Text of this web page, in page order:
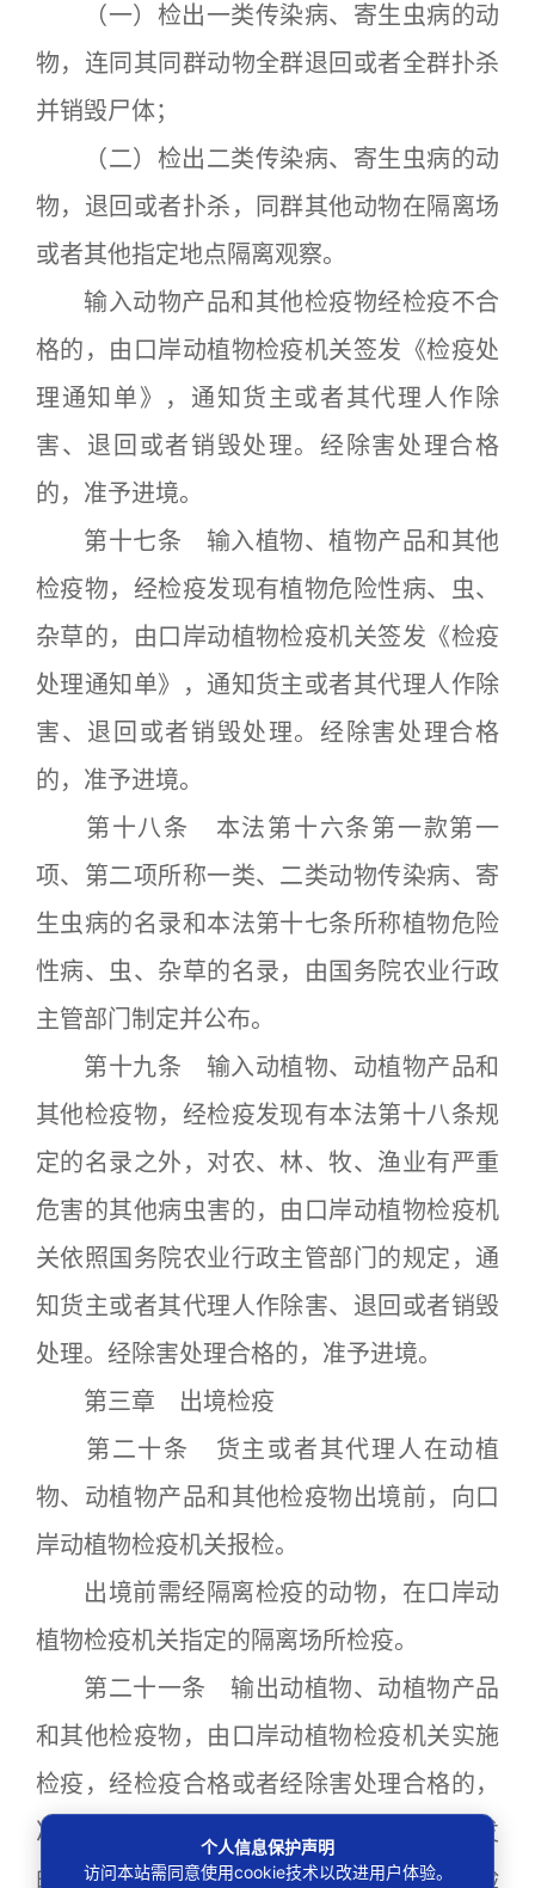
（一）检出一类传染病、寄生虫病的动
物，连同其同群动物全群退回或者全群扑杀
并销毁尸体；
（二）检出二类传染病、寄生虫病的动
物，退回或者扑杀，同群其他动物在隔离场
或者其他指定地点隔离观察。
输入动物产品和其他检疫物经检疫不合
格的，由口岸动植物检疫机关签发《检疫处
理通知单》，通知货主或者其代理人作除
害、退回或者销毁处理。经除害处理合格
的，准予进境。
第十七条 输入植物、植物产品和其他
检疫物，经检疫发现有植物危险性病、虫、
杂草的，由口岸动植物检疫机关签发《检疫
处理通知单》，通知货主或者其代理人作除
害、退回或者销毁处理。经除害处理合格
的，准予进境。
第十八条 本法第十六条第一款第一
项、第二项所称一类、二类动物传染病、寄
生虫病的名录和本法第十七条所称植物危险
性病、虫、杂草的名录，由国务院农业行政
主管部门制定并公布。
第十九条 输入动植物、动植物产品和
其他检疫物，经检疫发现有本法第十八条规
定的名录之外，对农、林、牧、渔业有严重
危害的其他病虫害的，由口岸动植物检疫机
关依照国务院农业行政主管部门的规定，通
知货主或者其代理人作除害、退回或者销毁
处理。经除害处理合格的，准予进境。
第三章 出境检疫
第二十条 货主或者其代理人在动植
物、动植物产品和其他检疫物出境前，向口
岸动植物检疫机关报检。
出境前需经隔离检疫的动物，在口岸动
植物检疫机关指定的隔离场所检疫。
第二十一条 输出动植物、动植物产品
和其他检疫物，由口岸动植物检疫机关实施
检疫，经检疫合格或者经除害处理合格的，
准予出境；海关凭口岸动植物检疫机关签发
的检疫证书或者在报关单上加盖的印章验
个人信息保护声明
访问本站需同意使用cookie技术以改进用户体验。